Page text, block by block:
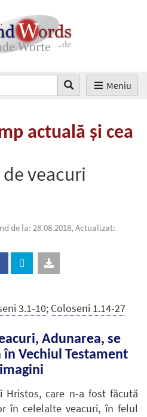
Meniu
actuală şi cea
veacuri
de la: 28.08.2018, Actualizat:
3.1-10; Coloseni 1.14-27
Adunarea, se
Vechiul Testament
Hristos, care n-a fost făcută
în celelalte veacuri, în felul